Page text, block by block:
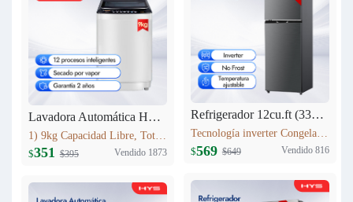
Lavadora Automática HYS 9KG FW90-15288AS
1) 9kg Capacidad Libre, Totalmente automático 9kg 2) Secado a alta temperatura 3) 12 procesos inteligentes 4) Lavadora equipada con cerradura 5) Cuenta con entrada de agua fría
$351 $395 Vendido 1873
Refrigerador 12cu.ft (333L) Inverter HRF-AM45
Tecnología inverter Congelación: 77L Refrigeración: 256L Dimensión: W60.5 x D68 x H170.5(cm) Peso neto/bruto: 57KG / 63KG
$569 $649 Vendido 816